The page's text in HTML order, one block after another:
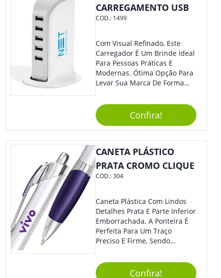
CARREGAMENTO USB
COD.: 1499
Com Visual Refinado, Este
Carregador É Um Brinde Ideal
Para Pessoas Práticas E
Modernas. Ótima Opção Para
Levar Sua Marca De Forma
Sua Empresa Em Eventos,
Reuniões Corporativas Ou Até
Mesmo Para Presentear
Colaboradores E Parceiros De
Sua Empresa.
Confira!
CANETA PLÁSTICO
PRATA CROMO CLIQUE
COD.:304
Caneta Plástica Com Lindos
Detalhes Prata E Parte Inferior
Emborrachada. A Ponteira É
Perfeita Para Um Traço
Preciso E Firme, Sendo
Tradicional Porém Com
Design Minimalista Que Faz
Confira!